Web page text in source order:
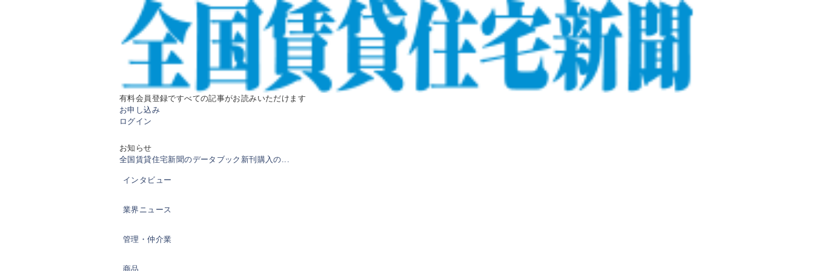
有料会員登録ですべての記事がお読みいただけます
お申し込み
ログイン
お知らせ
全国賃貸住宅新聞のデータブック新刊購入の...
インタビュー
業界ニュース
管理・仲介業
商品